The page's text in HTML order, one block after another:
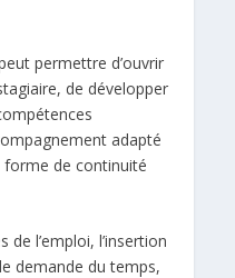
permettre d’ouvrir
de développer
adapté
de continuité
l’emploi, l’insertion
demande du temps,